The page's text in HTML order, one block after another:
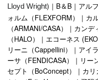
Lloyd Wright)｜B＆B｜アル
ォルム（FLEXFORM）｜カ
（ARMANI/CASA）｜カン
（HALO）｜エコーネス
リーニ（Cappellini）｜アイ
ーサ（FENDICASA）｜リ
セプト（BoConcept）｜カ